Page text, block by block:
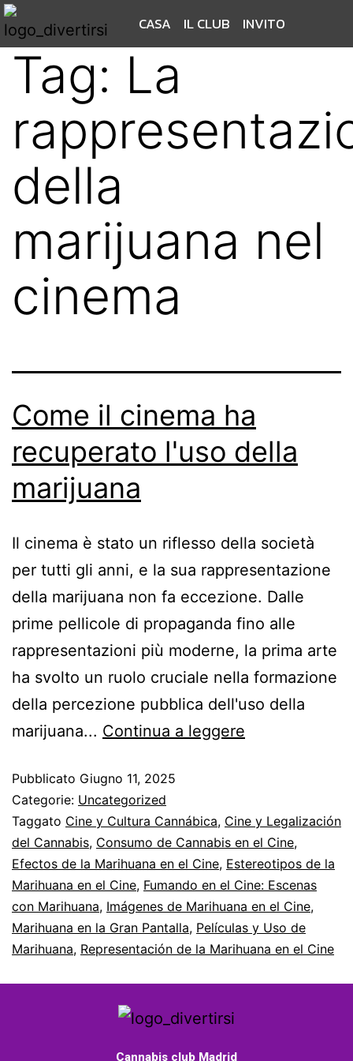
CASA IL CLUB INVITO
Tag: La
della
marijuana nel
cinema
Come il cinema ha
recuperato l'uso della
marijuana
Il cinema è stato un riflesso della società
per tutti gli anni, e la sua rappresentazione
della marijuana non fa eccezione. Dalle
prime pellicole di propaganda fino alle
rappresentazioni più moderne, la prima arte
ha svolto un ruolo cruciale nella formazione
della percezione pubblica dell'uso della
marijuana... Continua a leggere
Pubblicato Giugno 11, 2025
Categorie: Uncategorized
Taggato Cine y Cultura Cannábica, Cine y Legalización
del Cannabis, Consumo de Cannabis en el Cine,
Efectos de la Marihuana en el Cine, Estereotipos de la
Marihuana en el Cine, Fumando en el Cine: Escenas
con Marihuana, Imágenes de Marihuana en el Cine,
Marihuana en la Gran Pantalla, Películas y Uso de
Marihuana, Representación de la Marihuana en el Cine
Cannabis club Madrid